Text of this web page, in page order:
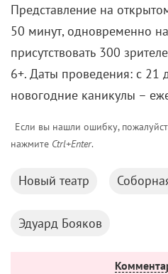
Представление на
50 минут, одновременно
присутствовать 300
6+. Даты проведения: с
новогодние каникулы –
Если вы нашли ошибку,
нажмите Ctrl+Enter.
Новый театр
Эдуард Бояков